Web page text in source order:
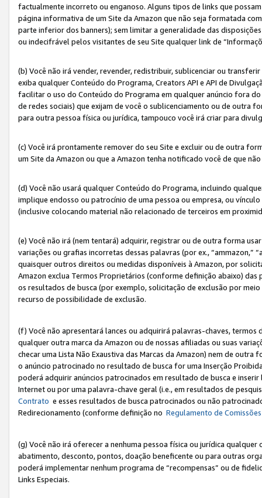
factualmente incorreto ou enganoso. Alguns tipos de links que
página informativa de um Site da Amazon que não seja formatada
parte inferior dos banners); sem limitar a generalidade das
ou indecifrável pelos visitantes de seu Site qualquer link de
(b) Você não irá vender, revender, redistribuir, sublicenciar ou
exiba qualquer Conteúdo do Programa, Creators API e API de
facilitar o uso do Conteúdo do Programa em qualquer anúncio fora
de redes sociais) que exijam de você o sublicenciamento ou de outra
para outra pessoa física ou jurídica, tampouco você irá criar para
(c) Você irá prontamente remover do seu Site e excluir ou de outra
um Site da Amazon ou que a Amazon tenha notificado você de que
(d) Você não usará qualquer Conteúdo do Programa, incluindo
implique endosso ou patrocínio de uma pessoa ou empresa, ou
(inclusive colocando material não relacionado de terceiros em
(e) Você não irá (nem tentará) adquirir, registrar ou de outra forma
variações ou grafias incorretas dessas palavras (por ex., “ammazon,”
quaisquer outros direitos ou medidas disponíveis à Amazon, por
Amazon exclua Termos Proprietários (conforme definição abaixo)
os resultados de busca (por exemplo, solicitação de exclusão por
recurso de possibilidade de exclusão.
(f) Você não apresentará lances ou adquirirá palavras-chaves,
qualquer outra marca da Amazon ou de nossas afiliadas ou suas
checar uma Lista Não Exaustiva das Marcas da Amazon) nem de
o anúncio patrocinado no resultado de busca for uma Inserção
poderá adquirir anúncios patrocinados em resultado de busca e
Internet ou por uma palavra-chave geral (i.e., em resultados de
Contrato e esses resultados de busca patrocinados ou não
Redirecionamento (conforme definição no Regulamento de Comissões
(g) Você não irá oferecer a nenhuma pessoa física ou jurídica
abatimento, desconto, pontos, doação beneficente ou para outras
poderá implementar nenhum programa de “recompensas” ou de
Links Especiais.